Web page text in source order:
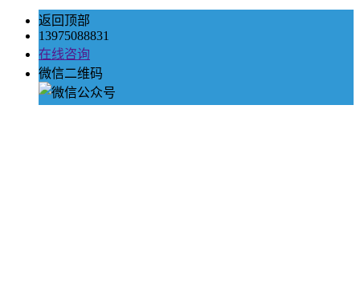
返回顶部
13975088831
在线咨询
微信二维码